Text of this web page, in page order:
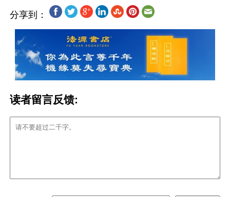
分享到：
读者留言反馈: